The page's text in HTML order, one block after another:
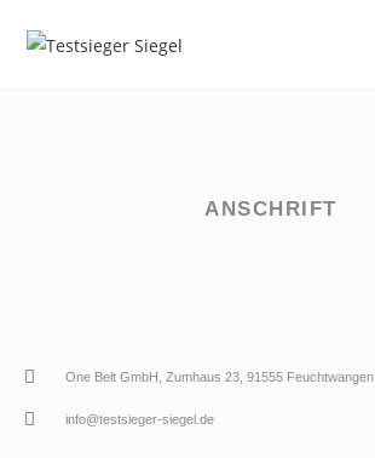
ANSCHRIFT
One Belt GmbH, Zumhaus 23, 91555 Feuchtwangen
info@testsieger-siegel.de